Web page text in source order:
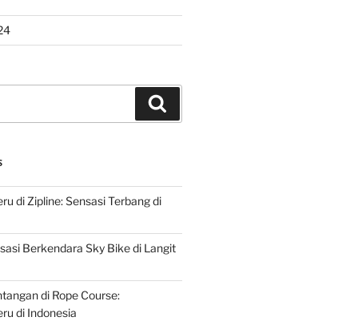
di Zipline: Sensasi Terbang di
Berkendara Sky Bike di Langit
di Rope Course:
di Indonesia